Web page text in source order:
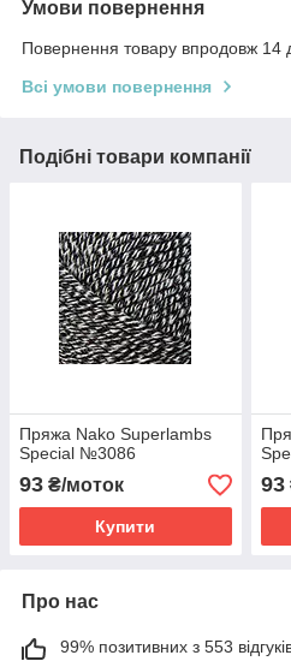
Умови повернення
Повернення товару впродовж 14
Всі умови повернення
Подібні товари компанії
Пряжа Nako Superlambs
Special №3086
93 ₴/моток
Купити
93
Про нас
99% позитивних з 553